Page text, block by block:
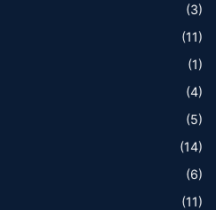
(3)
(11)
(1)
(4)
(5)
(14)
(6)
(11)